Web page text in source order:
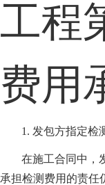
工程
费用
1. 发包方指定检
在施工合同中，
承担检测费用的责任